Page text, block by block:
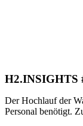
H2.INSIGHTS
Der Hochlauf der
Personal benötigt.